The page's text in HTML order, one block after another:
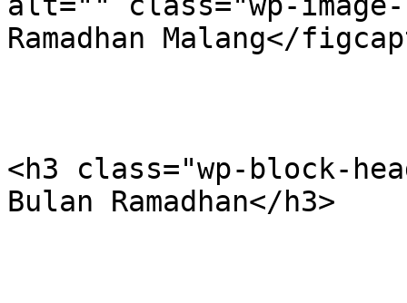
Ramadhan Malang</
<h3 class="wp-block-
Bulan Ramadhan</h3>